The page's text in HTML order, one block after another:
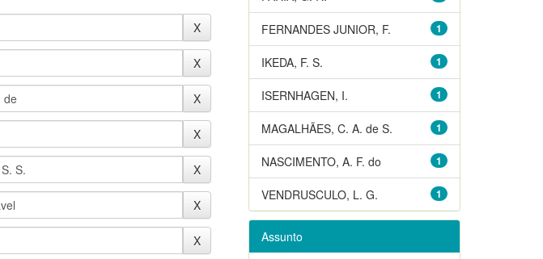
1
FERNANDES JUNIOR, F.
1
IKEDA, F. S.
1
ISERNHAGEN, I.
1
MAGALHÃES, C. A. de S.
1
NASCIMENTO, A. F. do
1
VENDRUSCULO, L. G.
Assunto